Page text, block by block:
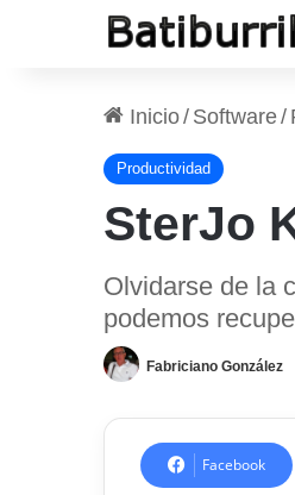
Inicio/ Software/
Productividad
SterJo
Olvidarse de la
podemos
Fabriciano González
Facebook